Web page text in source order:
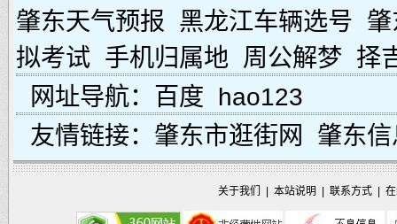
肇东天气预报 黑龙江车辆选号
拟考试 手机归属地 周公解梦 择
网址导航： 百度 hao123
友情链接： 肇东市逛街网 肇东
关于我们 本站说明 联系方式|